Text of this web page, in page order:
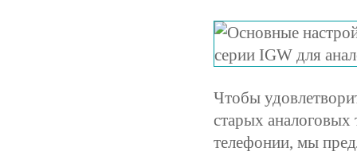
Чтобы
старых
телефонии, мы